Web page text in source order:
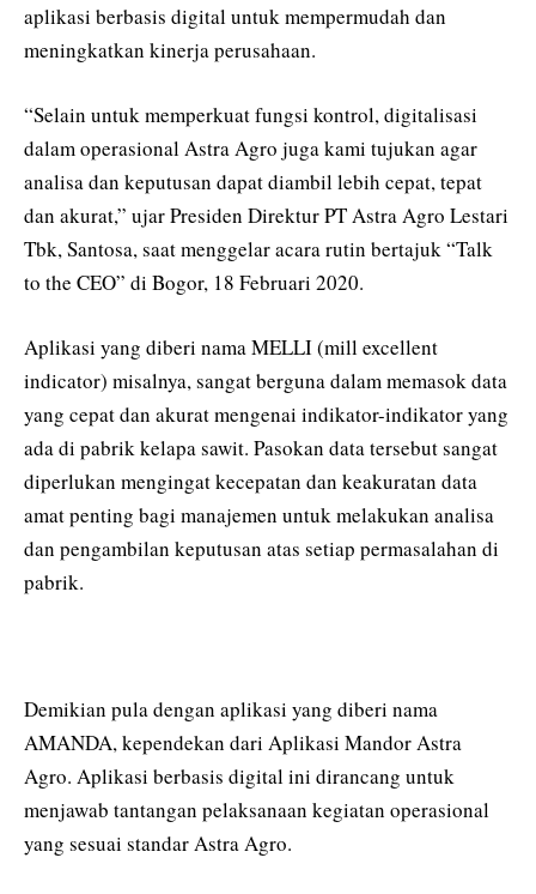
aplikasi berbasis digital untuk mempermudah dan
meningkatkan kinerja perusahaan.
“Selain untuk memperkuat fungsi kontrol, digitalisasi
dalam operasional Astra Agro juga kami tujukan agar
analisa dan keputusan dapat diambil lebih cepat, tepat
dan akurat,” ujar Presiden Direktur PT Astra Agro Lestari
Tbk, Santosa, saat menggelar acara rutin bertajuk “Talk
to the CEO” di Bogor, 18 Februari 2020.
Aplikasi yang diberi nama MELLI (mill excellent
indicator) misalnya, sangat berguna dalam memasok data
yang cepat dan akurat mengenai indikator-indikator yang
ada di pabrik kelapa sawit. Pasokan data tersebut sangat
diperlukan mengingat kecepatan dan keakuratan data
amat penting bagi manajemen untuk melakukan analisa
dan pengambilan keputusan atas setiap permasalahan di
pabrik.
Demikian pula dengan aplikasi yang diberi nama
AMANDA, kependekan dari Aplikasi Mandor Astra
Agro. Aplikasi berbasis digital ini dirancang untuk
menjawab tantangan pelaksanaan kegiatan operasional
yang sesuai standar Astra Agro.